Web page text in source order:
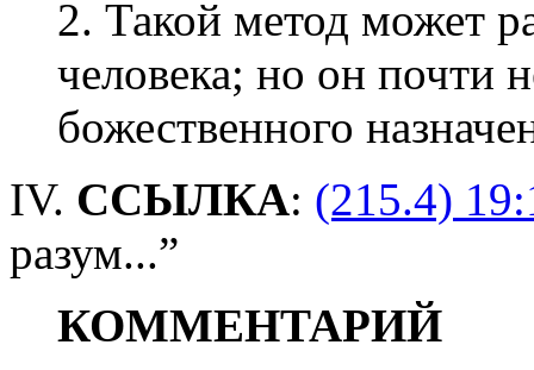
2. Такой метод может
человека; но он почти
божественного
IV. ССЫЛКА: (215.4)
разум...”
КОММЕНТАРИЙ